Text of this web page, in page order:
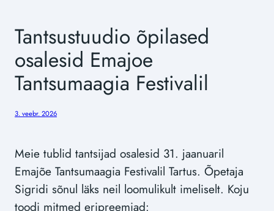
Tantsustuudio õpilased
osalesid Emajoe
Tantsumaagia Festivalil
3. veebr. 2026
Meie tublid tantsijad osalesid 31. jaanuaril
Emajõe Tantsumaagia Festivalil Tartus. Õpetaja
Sigridi sõnul läks neil loomulikult imeliselt. Koju
toodi mitmed eripreemiad: